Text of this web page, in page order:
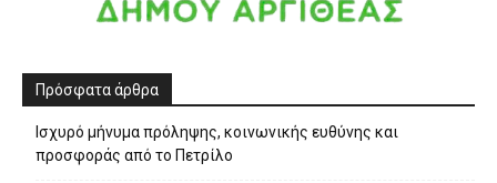
Πρόσφατα άρθρα
Ισχυρό μήνυμα πρόληψης, κοινωνικής ευθύνης και
προσφοράς από το Πετρίλο